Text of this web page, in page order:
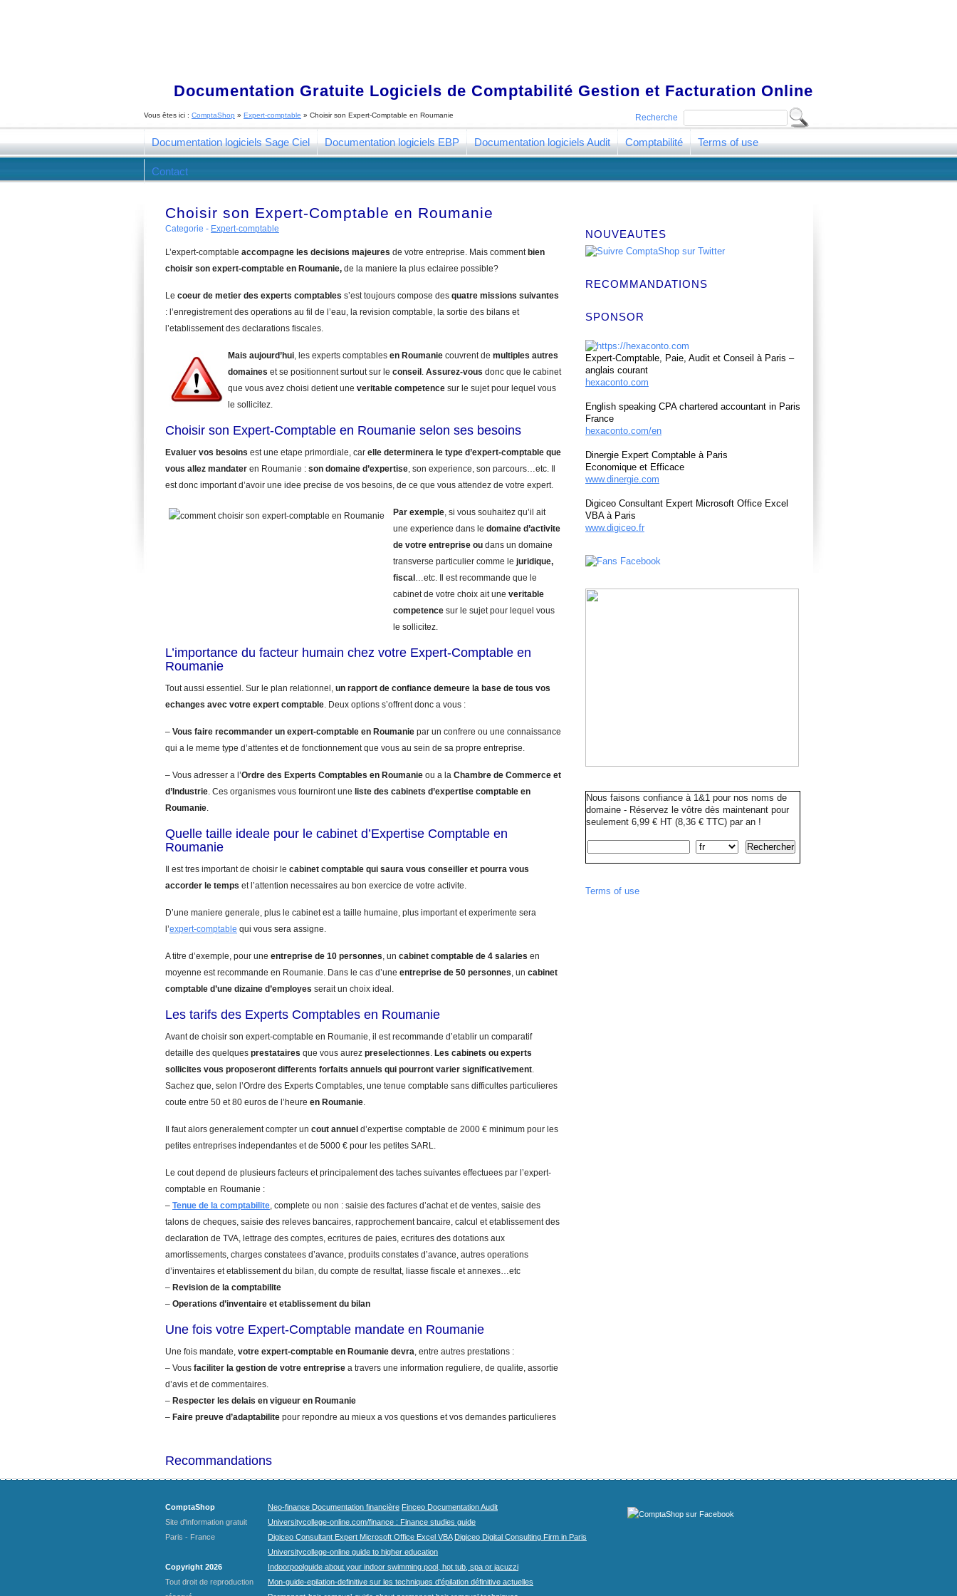
Documentation Gratuite Logiciels de Comptabilité Gestion et Facturation Online
Recherche
Vous êtes ici : ComptaShop » Expert-comptable » Choisir son Expert-Comptable en Roumanie
Documentation logiciels Sage Ciel Documentation logiciels EBP Documentation logiciels Audit Comptabilité Terms of use
Contact
Choisir son Expert-Comptable en Roumanie
Categorie - Expert-comptable
L’expert-comptable accompagne les decisions majeures de votre entreprise. Mais comment bien
choisir son expert-comptable en Roumanie, de la maniere la plus eclairee possible?
Le coeur de metier des experts comptables s’est toujours compose des quatre missions suivantes
: l’enregistrement des operations au fil de l’eau, la revision comptable, la sortie des bilans et
l’etablissement des declarations fiscales.
Mais aujourd’hui, les experts comptables en Roumanie couvrent de multiples autres
domaines et se positionnent surtout sur le conseil . Assurez-vous donc que le cabinet
que vous avez choisi detient une veritable competence sur le sujet pour lequel vous
le sollicitez.
Choisir son Expert-Comptable en Roumanie selon ses besoins
Evaluer vos besoins est une etape primordiale, car elle determinera le type d’expert-comptable que
vous allez mandater en Roumanie : son domaine d’expertise, son experience, son parcours…etc. Il
est donc important d’avoir une idee precise de vos besoins, de ce que vous attendez de votre expert.
Par exemple, si vous souhaitez qu’il ait
une experience dans le domaine d’activite
de votre entreprise ou dans un domaine
transverse particulier comme le juridique,
fiscal …etc. Il est recommande que le
cabinet de votre choix ait une veritable
competence sur le sujet pour lequel vous
le sollicitez.
L’importance du facteur humain chez votre Expert-Comptable en
Roumanie
Tout aussi essentiel. Sur le plan relationnel, un rapport de confiance demeure la base de tous vos
echanges avec votre expert comptable. Deux options s’offrent donc a vous :
– Vous faire recommander un expert-comptable en Roumanie par un confrere ou une connaissance
qui a le meme type d’attentes et de fonctionnement que vous au sein de sa propre entreprise.
– Vous adresser a l’Ordre des Experts Comptables en Roumanie ou a la Chambre de Commerce et
d’Industrie. Ces organismes vous fourniront une liste des cabinets d’expertise comptable en
Roumanie.
Quelle taille ideale pour le cabinet d’Expertise Comptable en
Roumanie
Il est tres important de choisir le cabinet comptable qui saura vous conseiller et pourra vous
accorder le temps et l’attention necessaires au bon exercice de votre activite.
D’une maniere generale, plus le cabinet est a taille humaine, plus important et experimente sera
l’expert-comptable qui vous sera assigne.
A titre d’exemple, pour une entreprise de 10 personnes, un cabinet comptable de 4 salaries en
moyenne est recommande en Roumanie. Dans le cas d’une entreprise de 50 personnes, un cabinet
comptable d’une dizaine d’employes serait un choix ideal.
Les tarifs des Experts Comptables en Roumanie
Avant de choisir son expert-comptable en Roumanie, il est recommande d’etablir un comparatif
detaille des quelques prestataires que vous aurez preselectionnes. Les cabinets ou experts
sollicites vous proposeront differents forfaits annuels qui pourront varier significativement.
Sachez que, selon l’Ordre des Experts Comptables, une tenue comptable sans difficultes particulieres
coute entre 50 et 80 euros de l’heure en Roumanie.
Il faut alors generalement compter un cout annuel d’expertise comptable de 2000 € minimum pour les
petites entreprises independantes et de 5000 € pour les petites SARL.
Le cout depend de plusieurs facteurs et principalement des taches suivantes effectuees par l’expert-
comptable en Roumanie :
– Tenue de la comptabilite, complete ou non : saisie des factures d’achat et de ventes, saisie des
talons de cheques, saisie des releves bancaires, rapprochement bancaire, calcul et etablissement des
declaration de TVA, lettrage des comptes, ecritures de paies, ecritures des dotations aux
amortissements, charges constatees d’avance, produits constates d’avance, autres operations
d’inventaires et etablissement du bilan, du compte de resultat, liasse fiscale et annexes…etc
– Revision de la comptabilite
– Operations d’inventaire et etablissement du bilan
Une fois votre Expert-Comptable mandate en Roumanie
Une fois mandate, votre expert-comptable en Roumanie devra, entre autres prestations :
– Vous faciliter la gestion de votre entreprise a travers une information reguliere, de qualite, assortie
d’avis et de commentaires.
– Respecter les delais en vigueur en Roumanie
– Faire preuve d’adaptabilite pour repondre au mieux a vos questions et vos demandes particulieres
NOUVEAUTES
RECOMMANDATIONS
SPONSOR
Expert-Comptable, Paie, Audit et Conseil à Paris –
anglais courant
hexaconto.com
English speaking CPA chartered accountant in Paris
France
hexaconto.com/en
Dinergie Expert Comptable à Paris
Economique et Efficace
www.dinergie.com
Digiceo Consultant Expert Microsoft Office Excel
VBA à Paris
www.digiceo.fr
Nous faisons confiance à 1&1 pour nos noms de
domaine - Réservez le vôtre dès maintenant pour
seulement 6,99 € HT (8,36 € TTC) par an !
Terms of use
Recommandations
ComptaShop
Site d'information gratuit
Paris - France
Copyright 2026
Tout droit de reproduction
Neo-finance Documentation financière Finceo Documentation Audit
Universitycollege-online.com/finance : Finance studies guide
Digiceo Consultant Expert Microsoft Office Excel VBA Digiceo Digital Consulting Firm in Paris
Universitycollege-online guide to higher education
Indoorpoolguide about your indoor swimming pool, hot tub, spa or jacuzzi
Mon-guide-epilation-definitive sur les techniques d'épilation définitive actuelles